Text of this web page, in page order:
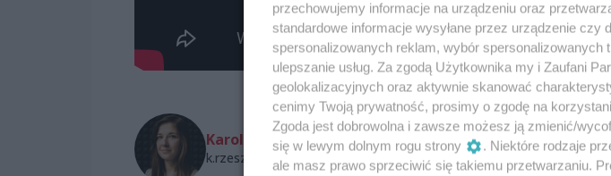
Karolina Rzeszotarska
k.rzeszotarska@wszczecinie.pl
przechowujemy informacje na urządzeniu oraz
standardowe informacje wysyłane przez urządzenie czy
spersonalizowanych reklam, wybór
ulepszanie usług. Za zgodą Użytkownika my i Zaufani
geolokalizacyjnych oraz aktywnie skanować
cenimy Twoją prywatność, prosimy o zgodę na
Zgoda jest dobrowolna i zawsze możesz ją zmienić/
się w lewym dolnym rogu strony
. Niektóre rodzaje
ale masz prawo sprzeciwić się takiemu przetwarzaniu.